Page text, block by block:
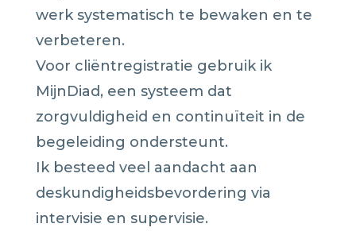
werk systematisch te bewaken en te
verbeteren.
Voor cliëntregistratie gebruik ik
MijnDiad, een systeem dat
zorgvuldigheid en continuïteit in de
begeleiding ondersteunt.
Ik besteed veel aandacht aan
deskundigheidsbevordering via
intervisie en supervisie.